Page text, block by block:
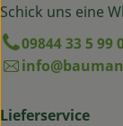
Schick uns eine
09844 33 5 99
Lieferservice